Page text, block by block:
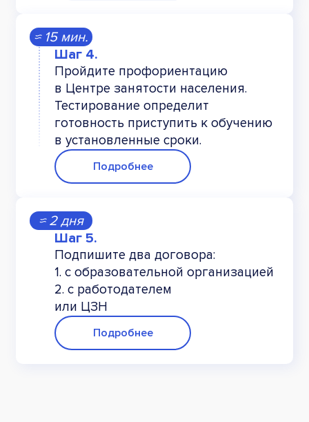
≈ 15 мин.
Пройдите профориентацию
в Центре занятости населения.
Тестирование определит
готовность приступить к обучению
в установленные сроки.
Подробнее
≈ 2 дня
Подпишите два договора:
1. с образовательной организацией
2. с работодателем
или ЦЗН
Подробнее